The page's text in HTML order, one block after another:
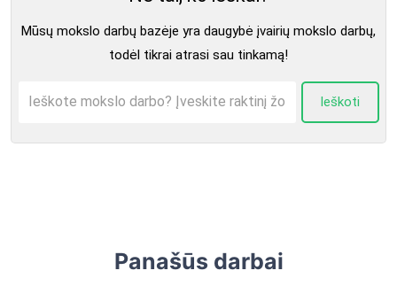
Mūsų mokslo darbų bazėje yra daugybė įvairių mokslo darbų,
todėl tikrai atrasi sau tinkamą!
Ieškoti
Panašūs darbai